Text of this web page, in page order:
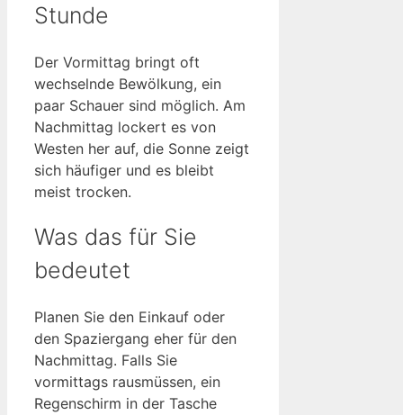
Stunde
Der Vormittag bringt oft
wechselnde Bewölkung, ein
paar Schauer sind möglich. Am
Nachmittag lockert es von
Westen her auf, die Sonne zeigt
sich häufiger und es bleibt
meist trocken.
Was das für Sie
bedeutet
Planen Sie den Einkauf oder
den Spaziergang eher für den
Nachmittag. Falls Sie
vormittags rausmüssen, ein
Regenschirm in der Tasche